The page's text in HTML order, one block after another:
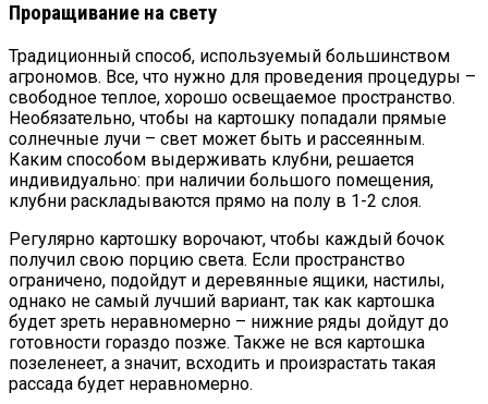
Проращивание на свету
Традиционный способ, используемый большинством
агрономов. Все, что нужно для проведения процедуры –
свободное теплое, хорошо освещаемое пространство.
Необязательно, чтобы на картошку попадали прямые
солнечные лучи – свет может быть и рассеянным.
Каким способом выдерживать клубни, решается
индивидуально: при наличии большого помещения,
клубни раскладываются прямо на полу в 1-2 слоя.
Регулярно картошку ворочают, чтобы каждый бочок
получил свою порцию света. Если пространство
ограничено, подойдут и деревянные ящики, настилы,
однако не самый лучший вариант, так как картошка
будет зреть неравномерно – нижние ряды дойдут до
готовности гораздо позже. Также не вся картошка
позеленеет, а значит, всходить и произрастать такая
рассада будет неравномерно.